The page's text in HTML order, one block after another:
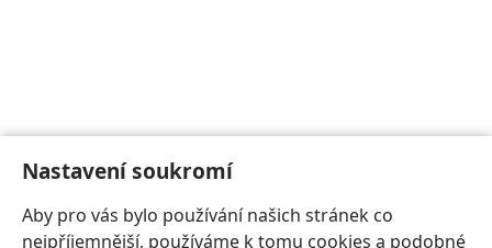
Nastavení soukromí
Aby pro vás bylo používání našich stránek co
nejpříjemnější, používáme k tomu cookies a podobné